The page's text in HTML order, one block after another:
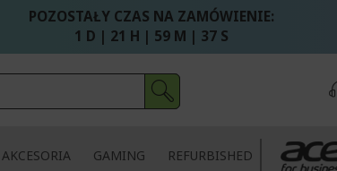
POZOSTAŁY CZAS NA ZAMÓWIENIE:
1 D | 21 H | 59 M | 36 S
AKCESORIA GAMING REFURBISHED